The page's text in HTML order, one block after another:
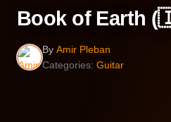
Book of Earth
By Amir Pleban
Categories: Guitar